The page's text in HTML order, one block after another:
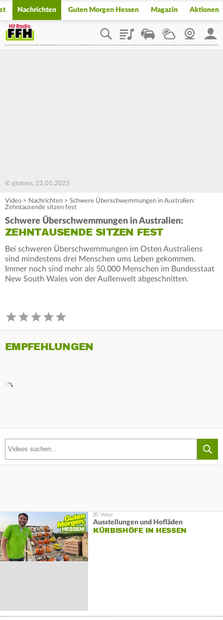
Nachrichten Guten Morgen Hessen Magazin Aktionen
PlaylistStaupilotWetterWebcam
© glomex, 22.05.2025
Video > Nachrichten > Schwere Überschwemmungen in Australien:
Zehntausende sitzen fest
Schwere Überschwemmungen in Australien:
ZEHNTAUSENDE SITZEN FEST
Bei schweren Überschwemmungen im Osten Australiens
sind mindestens drei Menschen ums Leben gekommen.
Immer noch sind mehr als 50.000 Menschen im Bundesstaat
New South Wales von der Außenwelt abgeschnitten.
EMPFEHLUNGEN
Ausstellungen und Hofläden
KÜRBISHÖFE IN HESSEN